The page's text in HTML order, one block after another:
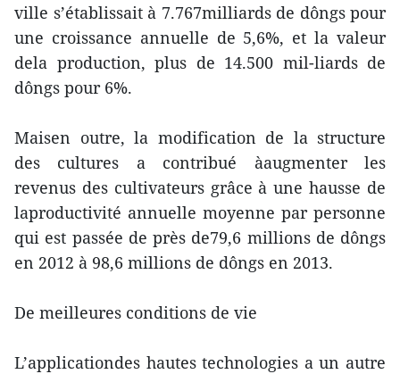
ville s’établissait à 7.767milliards de dôngs pour
une croissance annuelle de 5,6%, et la valeur
dela production, plus de 14.500 mil-liards de
dôngs pour 6%.
Maisen outre, la modification de la structure
des cultures a contribué àaugmenter les
revenus des cultivateurs grâce à une hausse de
laproductivité annuelle moyenne par personne
qui est passée de près de79,6 millions de dôngs
en 2012 à 98,6 millions de dôngs en 2013.
De meilleures conditions de vie
L’applicationdes hautes technologies a un autre